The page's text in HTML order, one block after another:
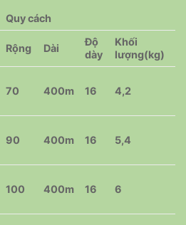
Quy cách
Rộng Dài
Độ
dày
Khối
lượng(kg)
70 400m 16 4,2
90 400m 16 5,4
100 400m 16 6